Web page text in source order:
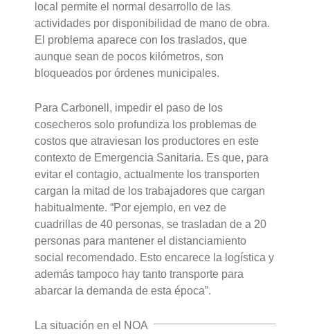
local permite el normal desarrollo de las
actividades por disponibilidad de mano de obra.
El problema aparece con los traslados, que
aunque sean de pocos kilómetros, son
bloqueados por órdenes municipales.
Para Carbonell, impedir el paso de los
cosecheros solo profundiza los problemas de
costos que atraviesan los productores en este
contexto de Emergencia Sanitaria. Es que, para
evitar el contagio, actualmente los transporten
cargan la mitad de los trabajadores que cargan
habitualmente. “Por ejemplo, en vez de
cuadrillas de 40 personas, se trasladan de a 20
personas para mantener el distanciamiento
social recomendado. Esto encarece la logística y
además tampoco hay tanto transporte para
abarcar la demanda de esta época”.
La situación en el NOA